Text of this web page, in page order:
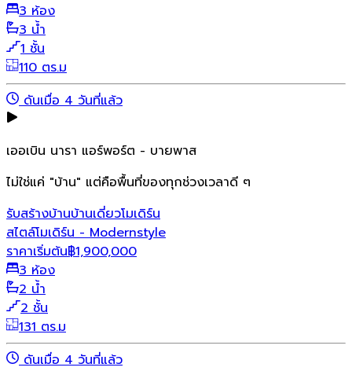
3 ห้อง
3 น้ำ
1 ชั้น
110 ตร.ม
ดันเมื่อ 4 วันที่แล้ว
เออเบิน นารา แอร์พอร์ต - บายพาส
ไม่ใช่แค่ "บ้าน" แต่คือพื้นที่ของทุกช่วงเวลาดี ๆ
รับสร้างบ้านบ้านเดี่ยวโมเดิร์น
สไตล์โมเดิร์น - Modernstyle
ราคาเริ่มต้น฿1,900,000
3 ห้อง
2 น้ำ
2 ชั้น
131 ตร.ม
ดันเมื่อ 4 วันที่แล้ว